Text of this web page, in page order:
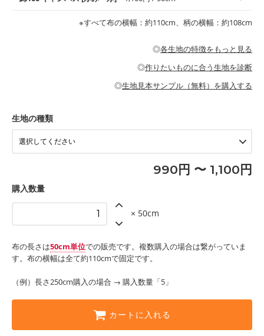
・布団カバーなどの寝具、カーテン
・ブラウス、チュニック、ワンピースなどの洋服
・パジャマなどの寝具
・ブラウス、シャツ、チュニックなどのトップス
りもふんわりとした柔らかい質感と適度な落ち感を感じられるの
綾織りの生地です。しっかりとした張りと厚みがありながらも柔
らかいのが特徴です。生地の厚みは中厚手です。1枚でも透け感
・カーテン、エプロン、テーブルクロスなどの暮らしのアイテム
・パンツ、タックスカートなどのボトムス
もっと詳しく見る
耐久性があります。トートバッグ・ポーチ・ペンケースなどの布
小物、インテリア用品に向いています。
・工作用エプロン
もっと詳しく見る
※すべて布の横幅：約110cm、柄の横幅：約108cm
◎各生地の特徴をもっと見る
◎作りたいものに合う生地を診断
◎生地見本サンプル（無料）を購入する
生地の種類
990円 〜 1,100円
購入数量
× 50cm
布の長さは50cm単位での販売です。複数購入の場合は繋がっていま
す。布の横幅は全て約110cmで固定です。
（例）長さ250cm購入の場合 → 購入数量「5」
カートに入れる